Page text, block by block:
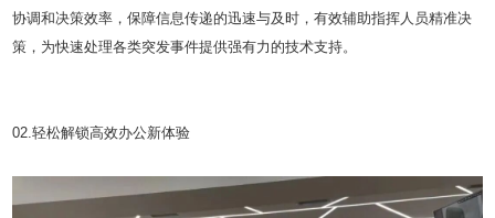
协调和决策效率，保障信息传递的迅速与及时，有效辅助指挥人员精准决
策，为快速处理各类突发事件提供强有力的技术支持。
02.轻松解锁高效办公新体验